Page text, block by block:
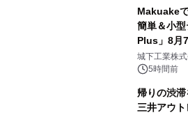
Makuake
簡単＆小
Plus」8月
ーブル1本
ぐっと豊か
城下工業株
5時間前
帰りの渋滞
三井アウ